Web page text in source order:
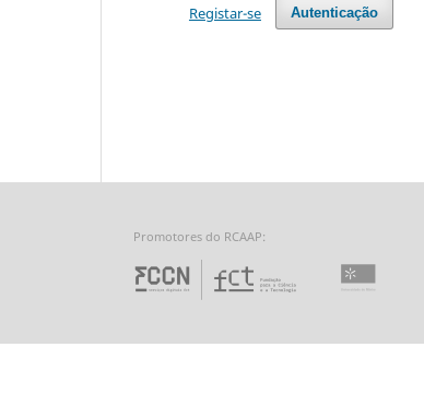
Autenticação
Registar-se
Promotores do RCAAP:
Fundação